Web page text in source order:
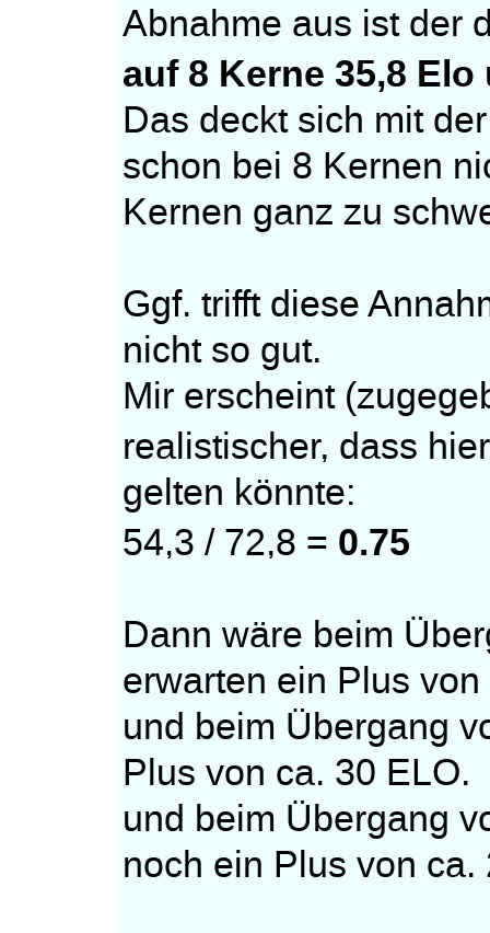
Abnahme aus ist der
auf 8 Kerne 35,8 Elo
Das deckt sich mit
schon bei 8 Kernen
Kernen ganz zu
Ggf. trifft diese
nicht so gut.
Mir erscheint
realistischer, dass
gelten könnte:
54,3 / 72,8 = 0.75
Dann wäre beim
erwarten ein Plus
und beim Übergang
Plus von ca. 30 ELO.
und beim Übergang
noch ein Plus von ca.